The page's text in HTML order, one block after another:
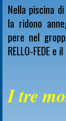
Nella piscina
la ridono
pere nel
RELLO-FEDE
I tre